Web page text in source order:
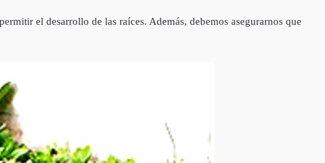
el desarrollo de las raíces. Además, debemos asegurarnos que